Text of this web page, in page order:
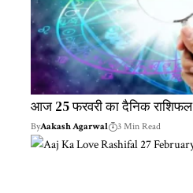
आज 25 फरवरी का दैनिक राशिफल
ByAakash Agarwal 3 Min Read